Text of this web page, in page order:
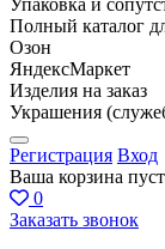
Упаковка и
Полный каталог
Озон
ЯндексМаркет
Изделия на заказ
Украшения
Регистрация Вход
Ваша корзина
0
Заказать звонок